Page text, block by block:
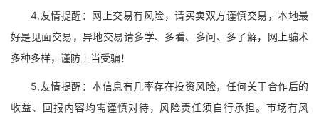
4,友情提醒：网上交易有风险，请买卖双方谨慎交易，本地最
好是见面交易，异地交易请多学、多看、多问、多了解，网上骗术
多种多样，谨防上当受骗！
5,友情提醒：本信息有几率存在投资风险，任何关于合作后的
收益、回报内容均需谨慎对待，风险责任须自行承担。市场有风